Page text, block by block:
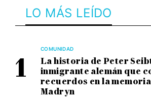
LO MÁS LEÍDO
COMUNIDAD
La historia de Peter
inmigrante alemán que
recuerdos en la
Madryn